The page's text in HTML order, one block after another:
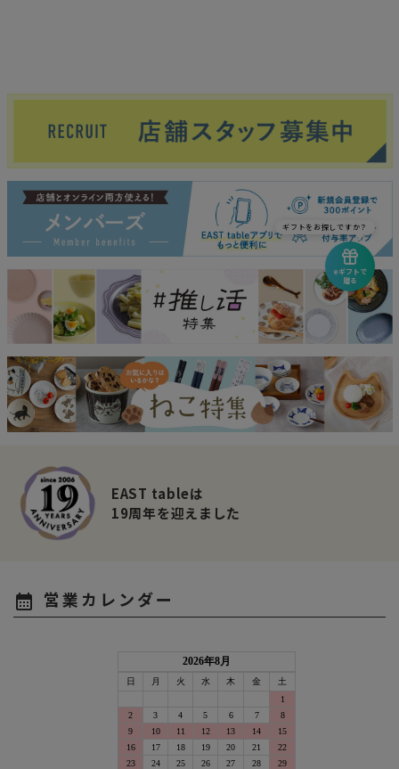
EAST tableは
19周年を迎えました
calendar_month 営業カレンダー
eギフトで
贈る
ギフトをお探しですか？